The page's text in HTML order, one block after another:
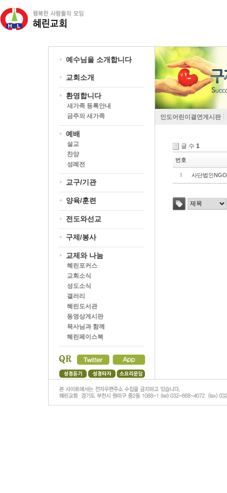
예수님을 소개합니다
교회소개
환영합니다
새가족 등록안내
금주의 새가족
예배
설교
찬양
성례전
교구/기관
양육/훈련
전도와선교
구제/봉사
교제와 나눔
혜린포커스
교회소식
성도소식
갤러리
혜린도서관
동영상게시판
목사님과 함께
혜린페이스북
인도어린이결연게시판
글 수 1
번호
1 사단법인